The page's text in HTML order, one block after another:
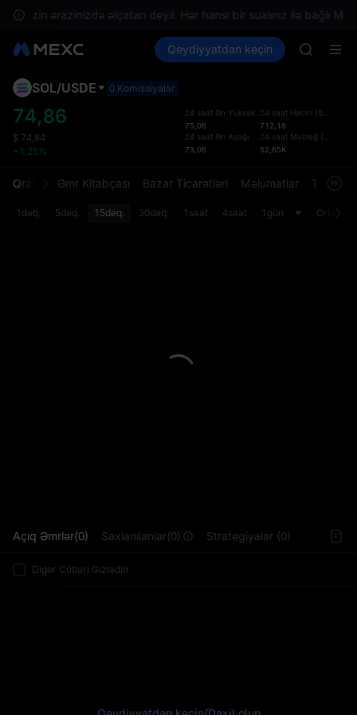
sizin ərazinizdə əlçatan deyil. Hər hansı bir sualınız ilə bağlı
Bazarlar Spot Futures SPCX
Qeydiyyatdan keçin
SPCX
AAOI
AAOI
SPCX
SOL/USDE 0 Komissiyalar
74,86
$ 74,84
+1,25%
24 saat Ən Yüksək
75,06
24 saat Ən Aşağı
73,06
24 saat Həcm (SOL
712,18
24 saat Məbləğ (
52,65K
Qrafik Əmr Kitabçası Bazar Ticarətləri Məlumatlar
1dəq. 5dəq. 15dəq. 30dəq. 1saat 4saat 1gün Orijinal
Açıq Əmrlər(0) Saxlanılanlar(0) Strategiyalar (0)
Digər Cütləri Gizlədin